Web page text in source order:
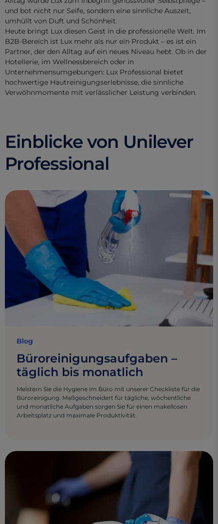
und bot nicht nur Seife, sondern eine sinnliche Auszeit,
umhüllt von Duft und Schönheit.
Heute bringt Lux diesen Geist in die professionelle Welt. Im
B2B-Bereich ist Lux mehr als nur ein Produkt – es ist ein
Partner, der den Alltag auf ein neues Niveau hebt. Ob in der
Hotellerie, im Wellnessbereich oder in
Unternehmensumgebungen: Lux Professional bietet
hochwertige Hautreinigungserlebnisse, die sinnliche
Verwöhnmomente mit verlässlicher Leistung verbinden.
Einblicke von Unilever
Professional
Blog
Büroreinigungsaufgaben –
täglich bis monatlich
Meistern Sie die Hygiene im Büro mit unserer Checkliste für die
Büroreinigung. Maßgeschneidert für tägliche, wöchentliche
und monatliche Aufgaben sorgen Sie für einen makellosen
Arbeitsplatz und maximale Produktivität.